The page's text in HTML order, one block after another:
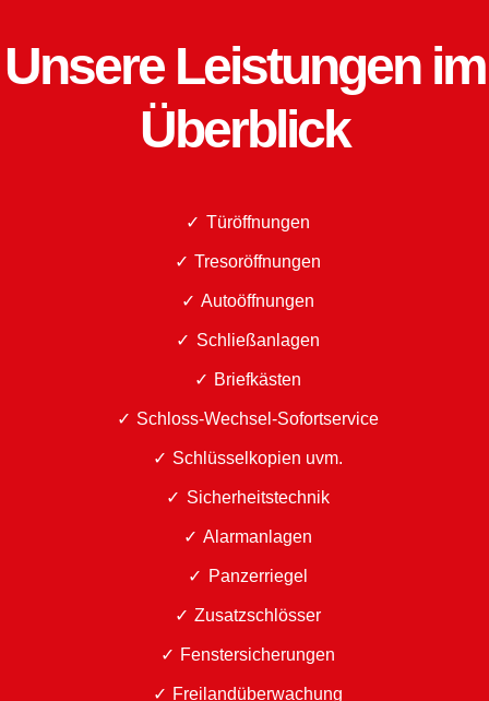
Unsere Leistungen im
Überblick
Türöffnungen
Tresoröffnungen
Autoöffnungen
Schließanlagen
Briefkästen
Schloss-Wechsel-Sofortservice
Schlüsselkopien uvm.
Sicherheitstechnik
Alarmanlagen
Panzerriegel
Zusatzschlösser
Fenstersicherungen
Freilandüberwachung